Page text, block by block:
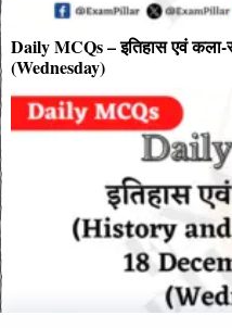
Daily MCQs – इतिहास एवं
(Wednesday)